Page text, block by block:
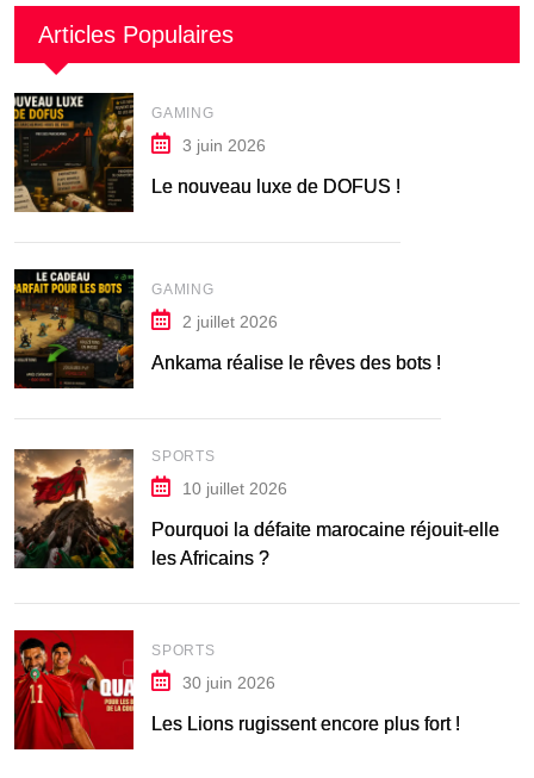
Articles Populaires
GAMING
3 juin 2026
Le nouveau luxe de DOFUS !
GAMING
2 juillet 2026
Ankama réalise le rêves des bots !
SPORTS
10 juillet 2026
Pourquoi la défaite marocaine réjouit-elle
les Africains ?
SPORTS
30 juin 2026
Les Lions rugissent encore plus fort !